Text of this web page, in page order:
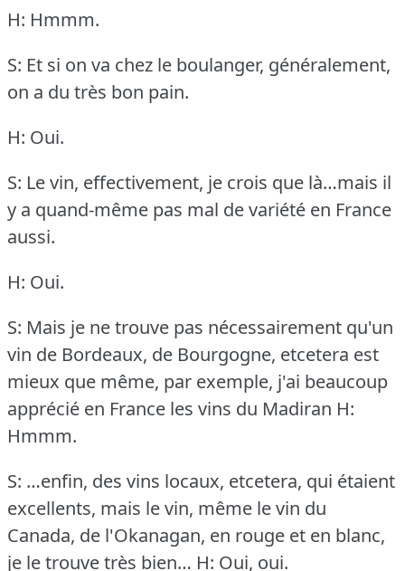
H: Hmmm.
S: Et si on va chez le boulanger, généralement,
on a du très bon pain.
H: Oui.
S: Le vin, effectivement, je crois que là…mais il
y a quand-même pas mal de variété en France
aussi.
H: Oui.
S: Mais je ne trouve pas nécessairement qu'un
vin de Bordeaux, de Bourgogne, etcetera est
mieux que même, par exemple, j'ai beaucoup
apprécié en France les vins du Madiran H:
Hmmm.
S: …enfin, des vins locaux, etcetera, qui étaient
excellents, mais le vin, même le vin du
Canada, de l'Okanagan, en rouge et en blanc,
je le trouve très bien… H: Oui, oui.